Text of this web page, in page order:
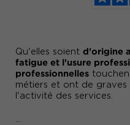
Qu'elles soient d'origine
fatigue et l'usure
professionnelles
métiers et ont de graves
l'activité des services.
...